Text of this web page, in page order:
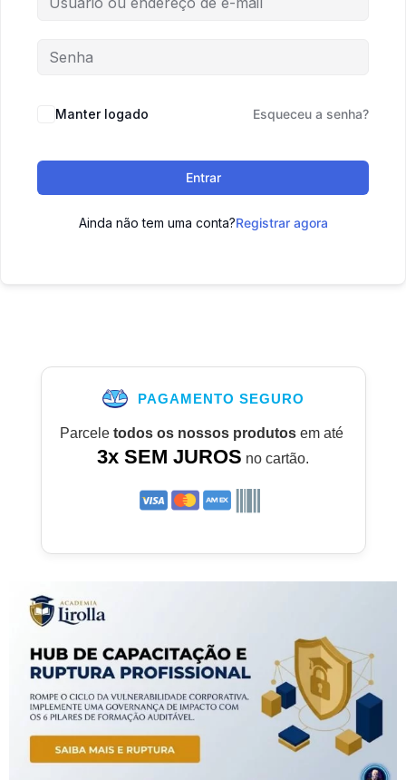
Manter logado Esqueceu a senha?
Entrar
Ainda não tem uma conta?Registrar agora
PAGAMENTO SEGURO
Parcele todos os nossos produtosem até
3x SEM JUROS no cartão.